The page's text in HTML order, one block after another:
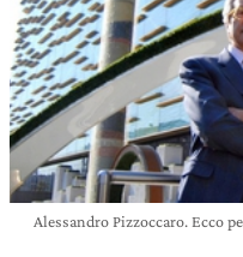
Alessandro Pizzoccaro. Ecco